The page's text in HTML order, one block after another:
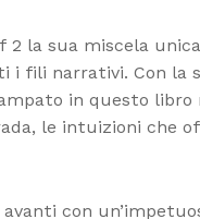
la sua miscela
fili narrativi. Con la
in questo
le intuizioni che
con